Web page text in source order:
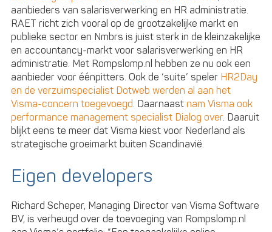
aanbieders van salarisverwerking en HR administratie.
RAET richt zich vooral op de grootzakelijke markt en
publieke sector en Nmbrs is juist sterk in de kleinzakelijke
en accountancy-markt voor salarisverwerking en HR
administratie. Met Rompslomp.nl hebben ze nu ook een
aanbieder voor éénpitters. Ook de ‘suite’ speler HR2Day
en de verzuimspecialist Dotweb werden al aan het
Visma-concern toegevoegd. Daarnaastnam Visma ook
performance management specialist Dialog over. Daaruit
blijkt eens te meer dat Visma kiest voor Nederland als
strategische groeimarkt buiten Scandinavië.
Eigen developers
Richard Scheper, Managing Director van Visma Software
BV, is verheugd over de toevoeging van Rompslomp.nl